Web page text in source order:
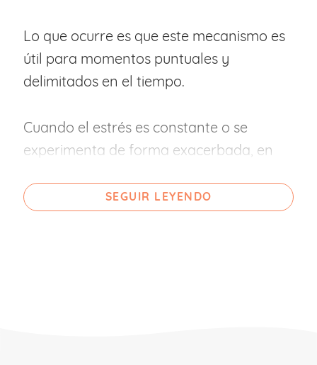
Lo que ocurre es que este mecanismo es
útil para momentos puntuales y
delimitados en el tiempo.
Cuando el estrés es constante o se
experimenta de forma exacerbada, en
de ese estado de alerta y activación,
SEGUIR LEYENDO